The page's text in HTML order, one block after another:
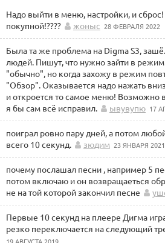
Надо выйти в меню, настройки, и сброс!
покупной!????
жоныс 28 ФЕВРАЛЯ 2022
Была та же проблема на Digma S3,
людей. Пишут, что нужно зайти в
"обычно", но когда захожу в режим
"Обзор". Оказывается надо нажать
и откроется то самое меню! Возможно
я бы сам всё исправил.
ывувупю 17
поиграл ровно пару дней, а потом
всего 10 секунд.
зюдим 23 ЯНВАРЯ 2021
почему послашал песни , например 5
потом включаю и он возвращаеться
не на той которой закончил песне
Первые 10 секунд на плеере Дигма
резко переключается на следующий